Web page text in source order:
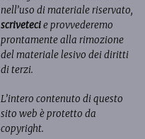
nell’uso di materiale riservato,
scrivetecie provvederemo
prontamente alla rimozione
del materiale lesivo dei diritti
di terzi.
L’intero contenuto di questo
sito web è protetto da
copyright.